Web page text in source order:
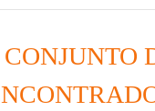
CONJUNTO